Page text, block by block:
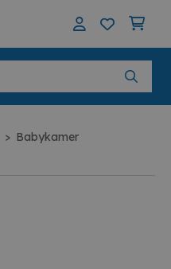
> Babykamer